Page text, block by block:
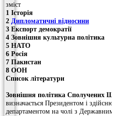
зміст
1 Історія
2 Дипломатичні відносини
3 Експорт демократії
4 Зовнішня культурна політика
5 НАТО
6 Росія
7 Пакистан
8 ООН
Список літератури
Зовнішня політика Сполучених
визначається Президентом і
департаментом на чолі з Державним